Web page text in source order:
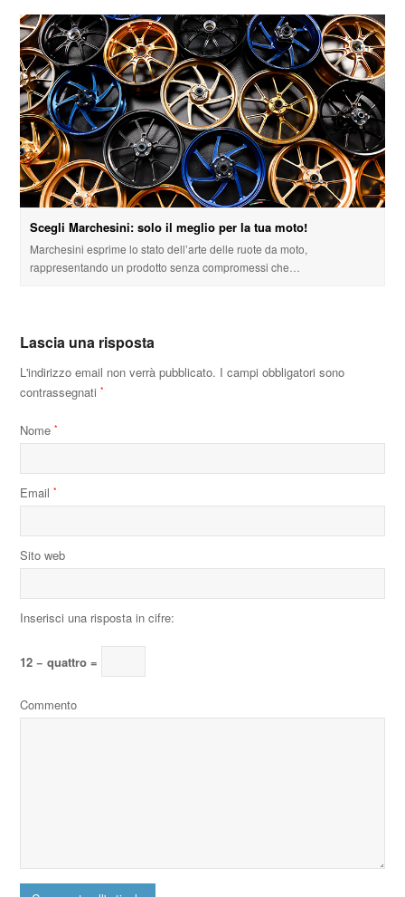
Scegli Marchesini: solo il meglio per la tua moto!
Marchesini esprime lo stato dell’arte delle ruote da moto,
rappresentando un prodotto senza compromessi che…
Lascia una risposta
L'indirizzo email non verrà pubblicato. I campi obbligatori sono
contrassegnati*
Nome*
Email*
Sito web
Inserisci una risposta in cifre:
12 − quattro =
Commento